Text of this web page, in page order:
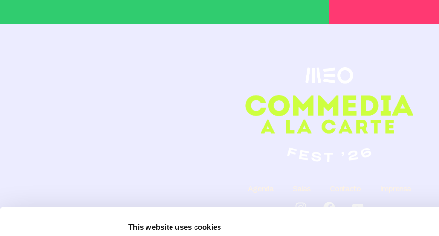
This website uses cookies
Agenda Salas Contacto Imprensa